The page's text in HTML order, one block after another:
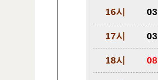
16시 03
17시 03
18시 08